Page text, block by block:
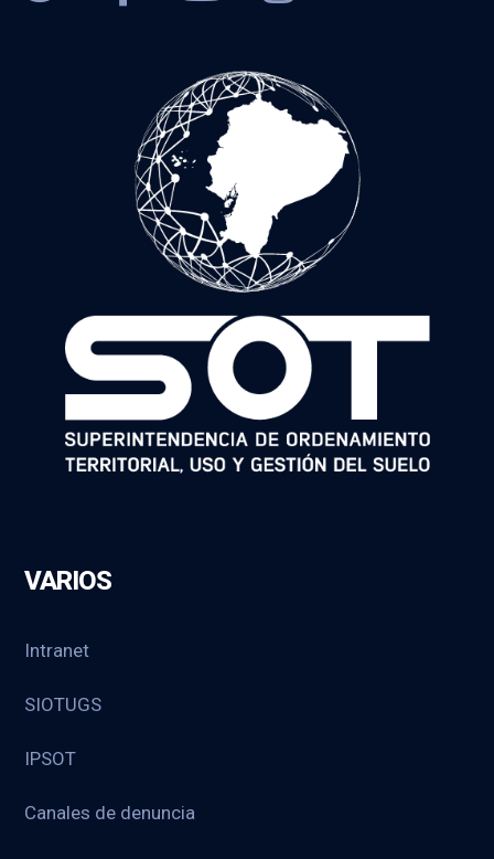
VARIOS
Intranet
SIOTUGS
IPSOT
Canales de denuncia